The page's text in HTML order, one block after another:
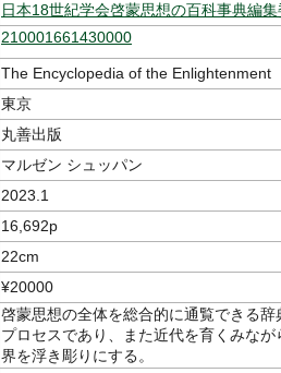
日本18世紀学会啓蒙思想の百科事典編
210001661430000
The Encyclopedia of the Enlightenment
東京
丸善出版
マルゼン シュッパン
2023.1
16,692p
22cm
¥20000
啓蒙思想の全体を総合的に通覧できる
プロセスであり、また近代を育くみな
界を浮き彫りにする。